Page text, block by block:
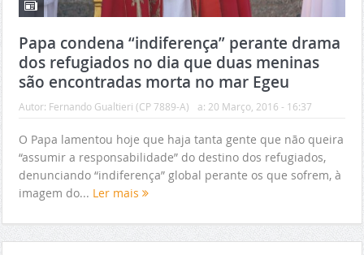
Papa condena “indiferença” perante drama
dos refugiados no dia que duas meninas
são encontradas morta no mar Egeu
Autor: Fernando Gualtieri (CP 7889-A) a: 20 Março, 2016 - 16:37
O Papa lamentou hoje que haja tanta gente que não queira
“assumir a responsabilidade” do destino dos refugiados,
denunciando “indiferença” global perante os que sofrem, à
imagem do... Ler mais